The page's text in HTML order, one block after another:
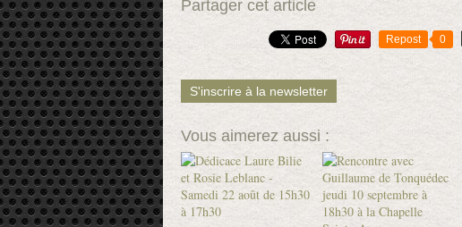
Partager cet article
Repost 0
S'inscrire à la newsletter
Vous aimerez aussi :